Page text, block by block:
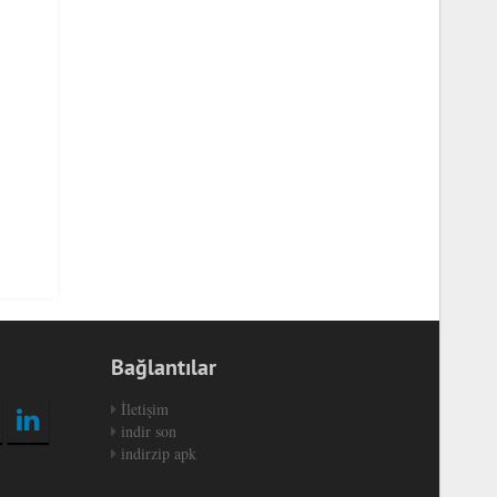
Bağlantılar
İletişim
indir son
indirzip apk